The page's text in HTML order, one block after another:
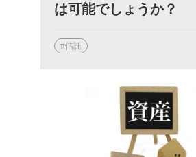
は可能でしょうか？
#信託